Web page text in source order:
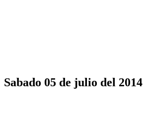
Sabado 05 de julio del 2014